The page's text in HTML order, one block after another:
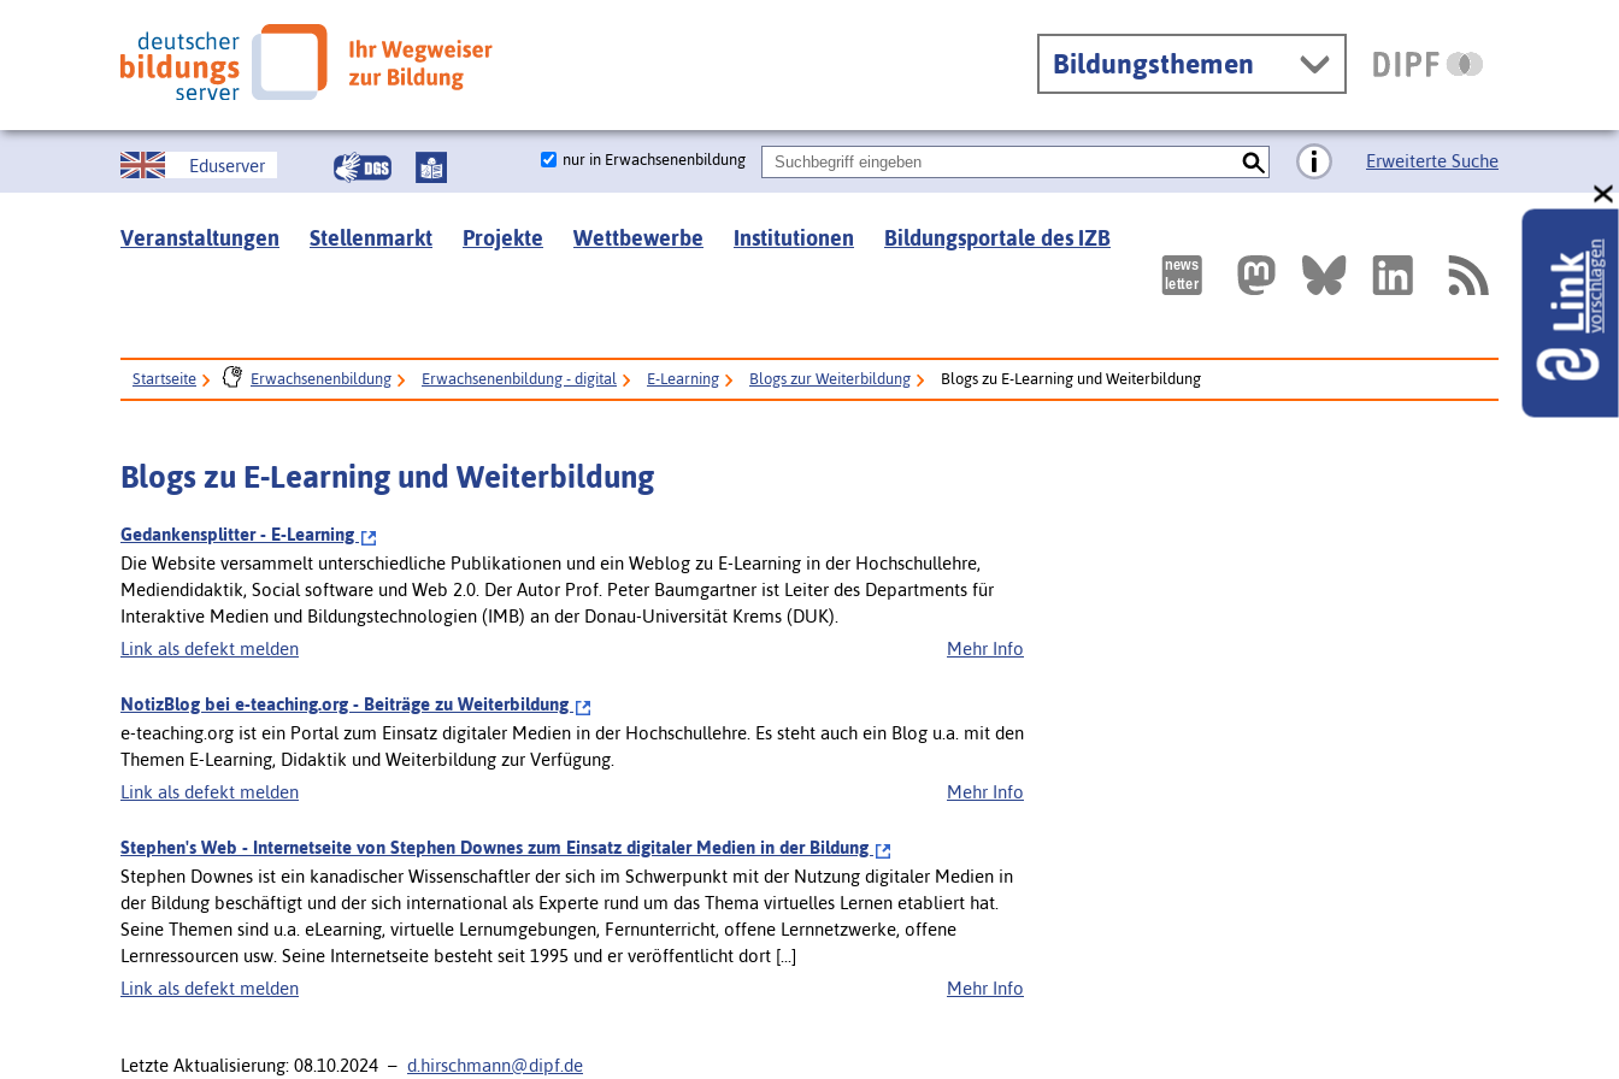
Bildungsthemen
Eduserver nur in Erwachsenenbildung Erweiterte Suche
Veranstaltungen Stellenmarkt Projekte Wettbewerbe Institutionen Bildungsportale des IZB
Startseite Erwachsenenbildung Erwachsenenbildung - digital E-Learning Blogs zur Weiterbildung Blogs zu E-Learning und Weiterbildung
Blogs zu E-Learning und Weiterbildung
Gedankensplitter - E-Learning
Die Website versammelt unterschiedliche Publikationen und ein Weblog zu E-Learning in der Hochschullehre,
Mediendidaktik, Social software und Web 2.0. Der Autor Prof. Peter Baumgartner ist Leiter des Departments für
Interaktive Medien und Bildungstechnologien (IMB) an der Donau-Universität Krems (DUK).
Mehr Info
Link als defekt melden
NotizBlog bei e-teaching.org - Beiträge zu Weiterbildung
e-teaching.org ist ein Portal zum Einsatz digitaler Medien in der Hochschullehre. Es steht auch ein Blog u.a. mit den
Themen E-Learning, Didaktik und Weiterbildung zur Verfügung.
Mehr Info
Link als defekt melden
Stephen's Web - Internetseite von Stephen Downes zum Einsatz digitaler Medien in der Bildung
Stephen Downes ist ein kanadischer Wissenschaftler der sich im Schwerpunkt mit der Nutzung digitaler Medien in
der Bildung beschäftigt und der sich international als Experte rund um das Thema virtuelles Lernen etabliert hat.
Seine Themen sind u.a. eLearning, virtuelle Lernumgebungen, Fernunterricht, offene Lernnetzwerke, offene
Lernressourcen usw. Seine Internetseite besteht seit 1995 und er veröffentlicht dort [...]
Mehr Info
Link als defekt melden
Letzte Aktualisierung: 08.10.2024 – d.hirschmann@dipf.de
Linkvorschlagen